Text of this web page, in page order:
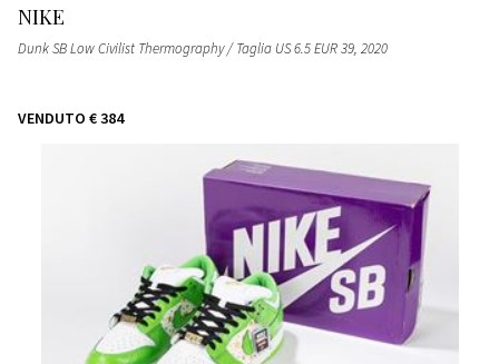
NIKE
Dunk SB Low Civilist Thermography / Taglia US 6.5 EUR 39, 2020
VENDUTO € 384